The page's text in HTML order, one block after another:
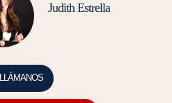
Judith Estrella
LLÁMANOS